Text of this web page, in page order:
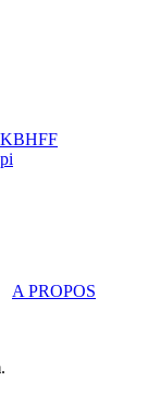
KBHFF
A PROPOS
.